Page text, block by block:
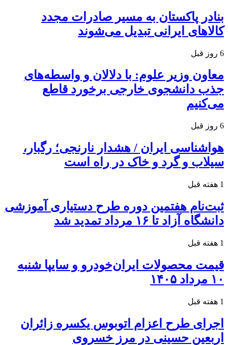
بنادر پاکستان به مسیر صادرات مجدد
کالاهای ایرانی تبدیل می‌شوند
6 روز قبل
معاون وزیر علوم: با دلالان و واسطه‌های
جذب دانشجوی خارجی برخورد قاطع
می‌کنیم
6 روز قبل
هواشناسی ایران / هشدار نارنجی؛ رگبار،
سیلاب و گرد و خاک در راه است
1 هفته قبل
ثبت‌نام هفتمین دوره طرح دستیاری آموزشی
دانشگاه آزاد تا ۱۶ مرداد تمدید شد
1 هفته قبل
قیمت محصولات ایران‌خودرو و سایپا شنبه
۱۰ مرداد ۱۴۰۵
1 هفته قبل
اجرای طرح اعزام اتوبوس یکسره زائران
اربعین حسینی در مرز خسروی